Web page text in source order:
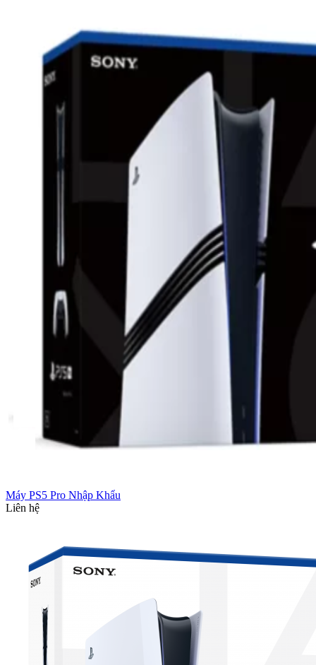
Máy PS5 Pro Nhập Khẩu
Liên hệ